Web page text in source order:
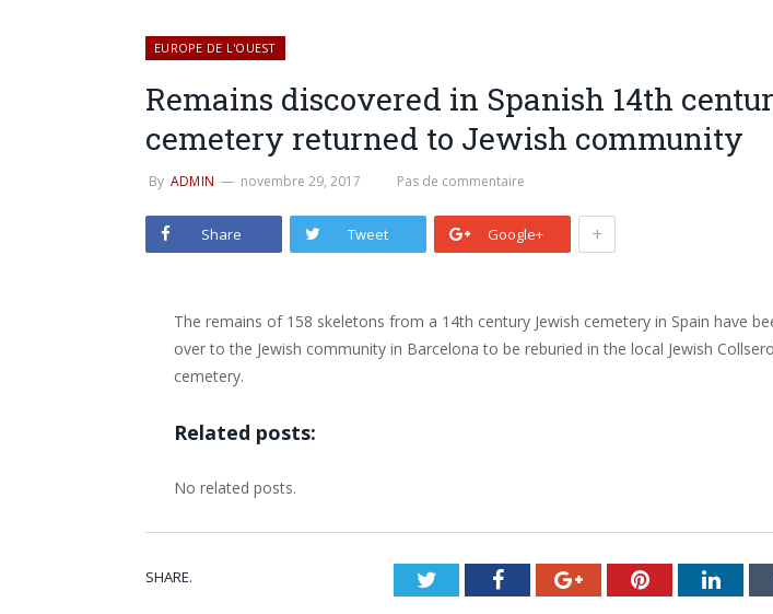
EUROPE DE L'OUEST
Remains discovered in Spanish 14th
cemetery returned to Jewish community
By ADMIN novembre 29, 2017 Pas de commentaire
Share Tweet Google+ +
The remains of 158 skeletons from a 14th century Jewish cemetery in Spain have
over to the Jewish community in Barcelona to be reburied in the local Jewish
cemetery.
Related posts:
No related posts.
SHARE. TwitterFacebookGoogle+Pinterest